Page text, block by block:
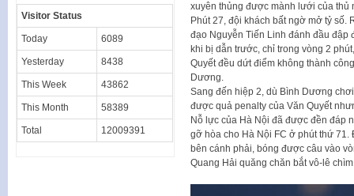
xuyên thủng được mành lưới của
Phút 27, đội khách bất ngờ mở tỷ
đạo Nguyễn Tiến Linh đánh đầu đập
khi bị dẫn trước, chỉ trong vòng 2
Quyết đều dứt điểm không thành
Dương.
Sang đến hiệp 2, dù Bình Dương
được quả penalty của Văn Quyết
Nỗ lực của Hà Nội đã được đền đáp
gỡ hòa cho Hà Nội FC ở phút thứ 71.
bên cánh phải, bóng được câu vào
Quang Hải quăng chăn bắt vô-lê
Visitor Status
Today 6089
Yesterday 8438
This Week 43862
This Month 58389
Total 12009391